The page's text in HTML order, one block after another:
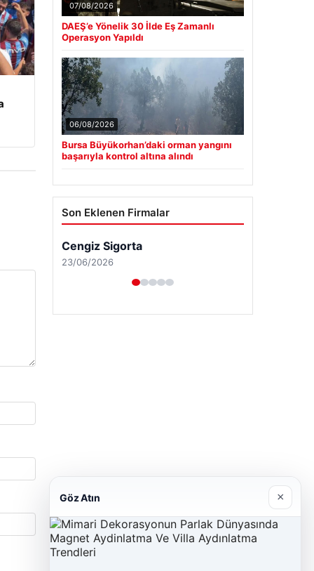
07/08/2026
DAEŞ’e Yönelik 30 İlde Eş Zamanlı
Operasyon Yapıldı
06/08/2026
Bursa Büyükorhan’daki orman yangını
başarıyla kontrol altına alındı
Son Eklenen Firmalar
Cengiz Sigorta
23/06/2026
Göz Atın ×